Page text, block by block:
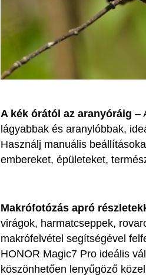
A kék órától az aranyóráig –
lágyabbak és aranylóbbak,
Használj manuális
embereket, épületeket,
Makrófotózás apró
virágok, harmatcseppek,
makrófelvétel segítségével
HONOR Magic7 Pro ideális
köszönhetően lenyűgöző